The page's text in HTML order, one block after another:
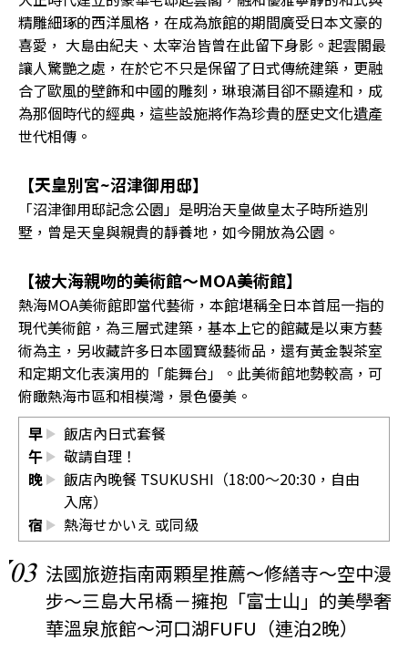
精雕細琢的西洋風格，在成為旅館的期間廣受日本文豪的
喜愛， 大島由紀夫、太宰治皆曾在此留下身影。起雲閣最
讓人驚艷之處，在於它不只是保留了日式傳統建築，更融
合了歐風的壁飾和中國的雕刻，琳琅滿目卻不顯違和，成
為那個時代的經典，這些設施將作為珍貴的歷史文化遺產
世代相傳。
【天皇別宮~沼津御用邸】
「沼津御用邸記念公園」是明治天皇做皇太子時所造別
墅，曾是天皇與親貴的靜養地，如今開放為公園。
【被大海親吻的美術館～MOA美術館】
熱海MOA美術館即當代藝術，本館堪稱全日本首屈一指的
現代美術館，為三層式建築，基本上它的館藏是以東方藝
術為主，另收藏許多日本國寶級藝術品，還有黃金製茶室
和定期文化表演用的「能舞台」。此美術館地勢較高，可
俯瞰熱海市區和相模灣，景色優美。
早
飯店內日式套餐
午
敬請自理！
晚
飯店內晚餐 TSUKUSHI（18:00～20:30，自由
入席）
宿
熱海せかいえ 或同級
03 法國旅遊指南兩顆星推薦～修繕寺～空中漫
步～三島大吊橋－擁抱「富士山」的美學奢
華溫泉旅館～河口湖FUFU（連泊2晚）